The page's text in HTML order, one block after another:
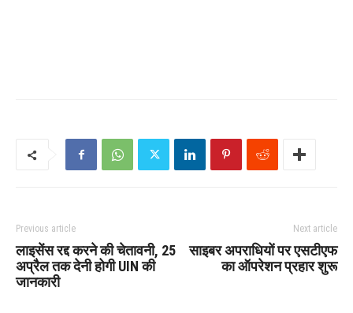
Previous article
लाइसेंस रद्द करने की चेतावनी, 25
अप्रैल तक देनी होगी UIN की
जानकारी
Next article
साइबर अपराधियों पर एसटीएफ
का ऑपरेशन प्रहार शुरू